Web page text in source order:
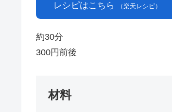
レシピはこちら （楽天レシピ）
約30分
300円前後
材料